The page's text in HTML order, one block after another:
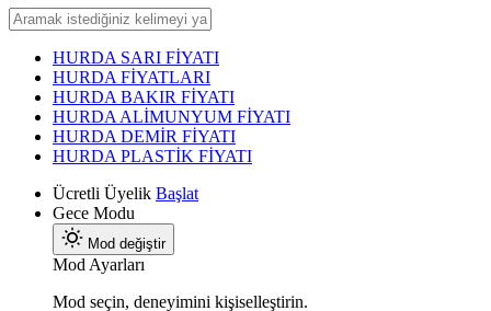
HURDA SARI FİYATI
HURDA FİYATLARI
HURDA BAKIR FİYATI
HURDA ALİMUNYUM FİYATI
HURDA DEMİR FİYATI
HURDA PLASTİK FİYATI
Ücretli Üyelik Başlat
Gece Modu
Mod değiştir
Mod Ayarları
Mod seçin, deneyimini kişiselleştirin.